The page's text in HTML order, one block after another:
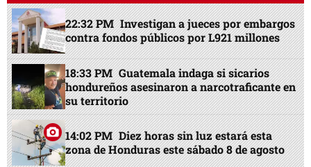
22:32 PM Investigan a jueces por embargos
contra fondos públicos por L921 millones
18:33 PM Guatemala indaga si sicarios
hondureños asesinaron a narcotraficante en
su territorio
14:02 PM Diez horas sin luz estará esta
zona de Honduras este sábado 8 de agosto